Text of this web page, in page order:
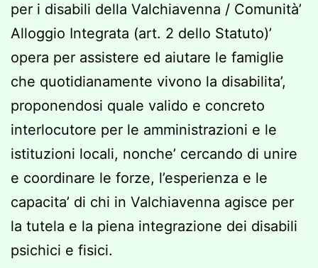
per i disabili della Valchiavenna / Comunità’
Alloggio Integrata (art. 2 dello Statuto)’
opera per assistere ed aiutare le famiglie
che quotidianamente vivono la disabilita’,
proponendosi quale valido e concreto
interlocutore per le amministrazioni e le
istituzioni locali, nonche’ cercando di unire
e coordinare le forze, l’esperienza e le
capacita’ di chi in Valchiavenna agisce per
la tutela e la piena integrazione dei disabili
psichici e fisici.